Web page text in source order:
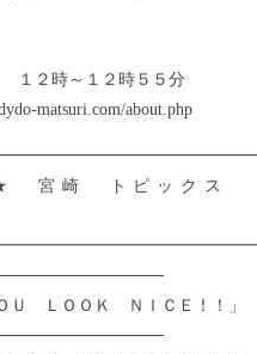
２時～１２時５５分
matsuri.com/about.php
宮崎 トピックス
Ｕ ＬＯＯＫ ＮＩＣＥ！！」